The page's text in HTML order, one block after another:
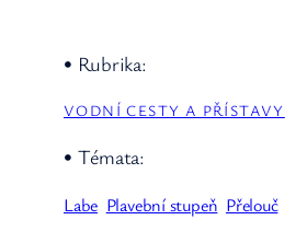
• Rubrika:
VODNÍ CESTY A PŘÍSTAVY
• Témata:
Labe Plavební stupeň Přelouč